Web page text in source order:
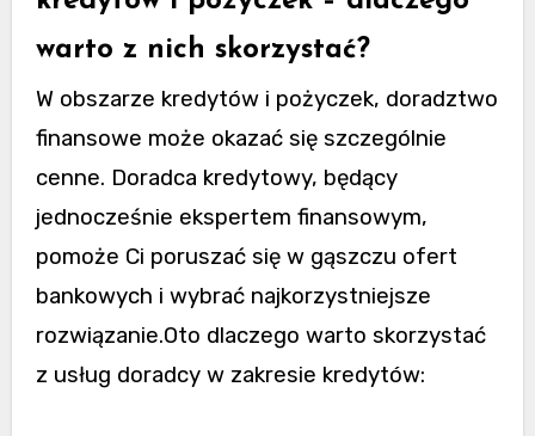
warto z nich skorzystać?
W obszarze kredytów i pożyczek, doradztwo
finansowe może okazać się szczególnie
cenne. Doradca kredytowy, będący
jednocześnie ekspertem finansowym,
pomoże Ci poruszać się w gąszczu ofert
bankowych i wybrać najkorzystniejsze
rozwiązanie.Oto dlaczego warto skorzystać
z usług doradcy w zakresie kredytów: